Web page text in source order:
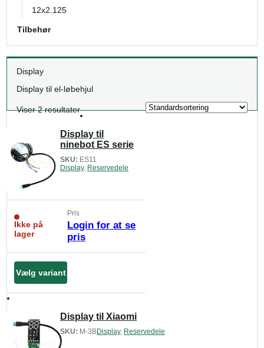
12x2.125
Tilbehør
Display
Display til el-løbehjul
Viser 2 resultater
Display til
ninebot ES serie
SKU: ES11
Display, Reservedele
Ikke på
lager
Pris
Login for at se
pris
Vælg variant
Display til Xiaomi
SKU: M-3BDisplay, Reservedele